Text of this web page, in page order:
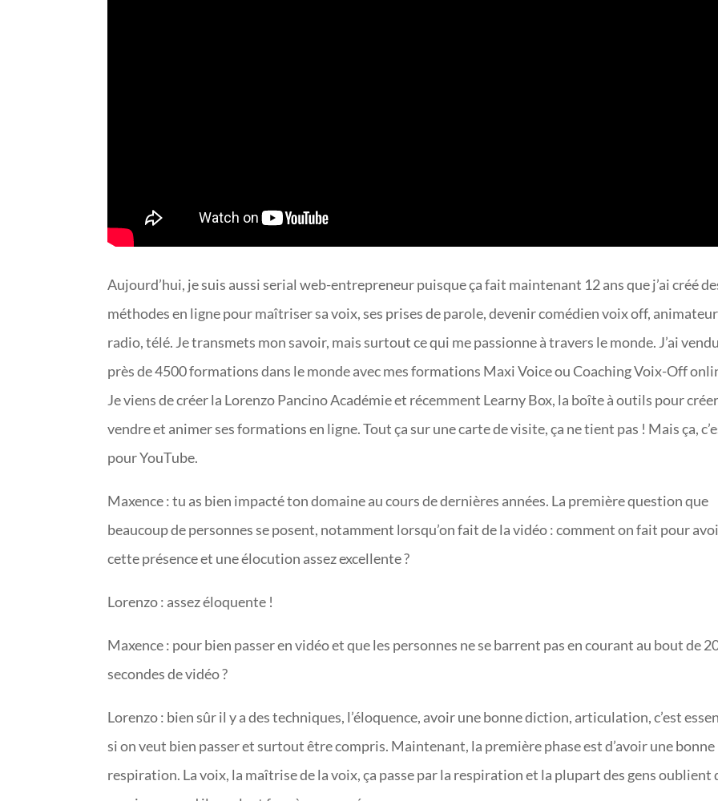
Aujourd’hui, je suis aussi serial web-entrepreneur puisque ça fait maintenant 12 ans que j’ai créé
méthodes en ligne pour maîtriser sa voix, ses prises de parole, devenir comédien voix off, animateur
radio, télé. Je transmets mon savoir, mais surtout ce qui me passionne à travers le monde. J’ai
près de 4500 formations dans le monde avec mes formations Maxi Voice ou Coaching Voix-Off
Je viens de créer la Lorenzo Pancino Académie et récemment Learny Box, la boîte à outils pour
vendre et animer ses formations en ligne. Tout ça sur une carte de visite, ça ne tient pas ! Mais ça,
pour YouTube.
Maxence : tu as bien impacté ton domaine au cours de dernières années. La première question que
beaucoup de personnes se posent, notamment lorsqu’on fait de la vidéo : comment on fait pour
cette présence et une élocution assez excellente ?
Lorenzo : assez éloquente !
Maxence : pour bien passer en vidéo et que les personnes ne se barrent pas en courant au bout de
secondes de vidéo ?
Lorenzo : bien sûr il y a des techniques, l’éloquence, avoir une bonne diction, articulation, c’est
si on veut bien passer et surtout être compris. Maintenant, la première phase est d’avoir une bonne
respiration. La voix, la maîtrise de la voix, ça passe par la respiration et la plupart des gens oublient